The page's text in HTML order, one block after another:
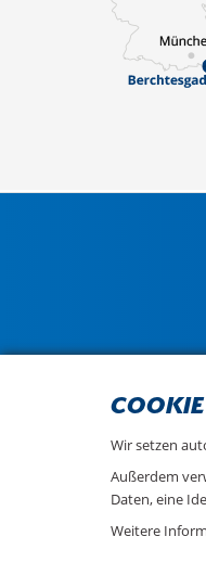
Wir setzen
Außerdem
Daten, eine
Weitere